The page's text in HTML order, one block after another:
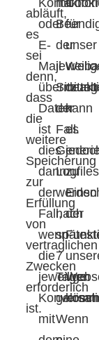
abläuft,
es
sei
denn,
dass
die
weitere
Speicherung
zur
Erfüllung
von
vertraglichen
Zwecken
erforderlich
ist.
oder
E-
Mail
Daten
ist
dies
dann
der
Fall,
wenn
die
jeweilige
mit
mit
der
Sitzung
der
Fall.
Logfiles
werden
nach
7
Tagen
Wenn
für
unser
kann
es
zu
der